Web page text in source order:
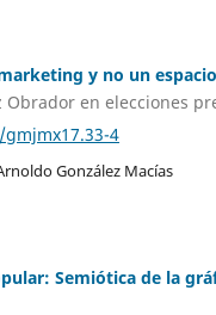
y no un
Obrador en elecciones
4
González Macías
Semiótica de la